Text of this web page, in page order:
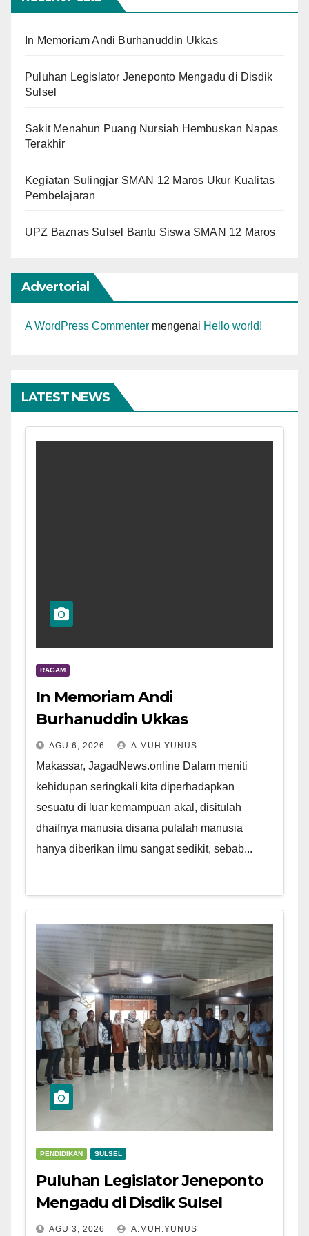
In Memoriam Andi Burhanuddin Ukkas
Puluhan Legislator Jeneponto Mengadu di Disdik
Sulsel
Sakit Menahun Puang Nursiah Hembuskan Napas
Terakhir
Kegiatan Sulingjar SMAN 12 Maros Ukur Kualitas
Pembelajaran
UPZ Baznas Sulsel Bantu Siswa SMAN 12 Maros
Advertorial
A WordPress Commenter mengenai Hello world!
LATEST NEWS
RAGAM
In Memoriam Andi
Burhanuddin Ukkas
AGU 6, 2026 A.MUH.YUNUS
Makassar, JagadNews.online Dalam meniti
kehidupan seringkali kita diperhadapkan
sesuatu di luar kemampuan akal, disitulah
dhaifnya manusia disana pulalah manusia
hanya diberikan ilmu sangat sedikit, sebab...
PENDIDIKAN SULSEL
Puluhan Legislator Jeneponto
Mengadu di Disdik Sulsel
AGU 3, 2026 A.MUH.YUNUS